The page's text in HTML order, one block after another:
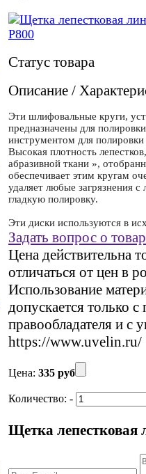
Статус товара
Описание /
Эти шлифовальные круги,
предназначены для
инструментом для
Высокая плотность
абразивной ткани »,
обеспечивает этим кругам
удаляет любые загрязнения
гладкую полировку.
Эти диски используются в
Задать вопрос о
Цена действительна
отличаться от цен в
Использование
допускается только
правообладателя и с
https://www.uvelin.ru/
Цена: 335 руб
Количество: -
Щетка лепестковая